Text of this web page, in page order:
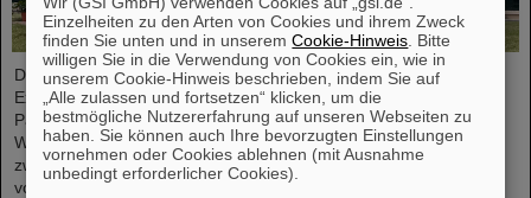
Die Geschäftsführung von GSI und FAIR sowie
Expertendelegationen haben vor kurzem bei Besuchen im FAIR-
Partnerland wichtige Gespräche geführt, um entscheidende
Weichenstellungen für die weitere nachhaltige Zusammenarbeit
zwischen GSI/FAIR und Indien im Rahmen des FAIR-Projekts
vorzunehmen.
Einzelheiten zu den Arten von Cookies und ihrem Zweck
finden Sie unten und in unseremCookie-Hinweis . Bitte
willigen Sie in die Verwendung von Cookies ein, wie in
unserem Cookie-Hinweis beschrieben, indem Sie auf
„Alle zulassen und fortsetzen“ klicken, um die
bestmögliche Nutzererfahrung auf unseren Webseiten zu
haben. Sie können auch Ihre bevorzugten Einstellungen
vornehmen oder Cookies ablehnen (mit Ausnahme
unbedingt erforderlicher Cookies).